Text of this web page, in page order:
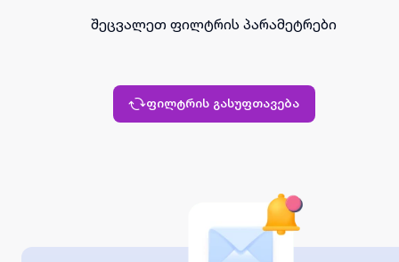
შეცვალეთ ფილტრის პარამეტრები
ფილტრის გასუფთავება